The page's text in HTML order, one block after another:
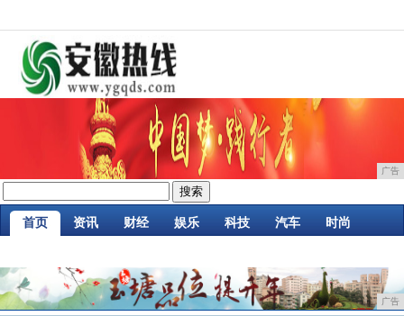
广告
首页 资讯 财经 娱乐 科技 汽车 时尚
广告